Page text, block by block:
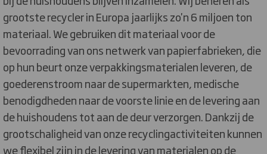
grootste recycler in Europa jaarlijks zo'n 6 miljoen ton
materiaal. We gebruiken dit materiaal voor de
bevoorrading van ons netwerk van papierfabrieken, die
op hun beurt onze verpakkingsmaterialen leveren, de
goederenstroom naar de supermarkten, medische
benodigdheden naar de voorste linie en de levering aan
de huishoudens tot aan de deur verzorgen. Dankzij de
grootschaligheid van onze recyclingactiviteiten kunnen
we flexibel zijn in de levering van materialen op de